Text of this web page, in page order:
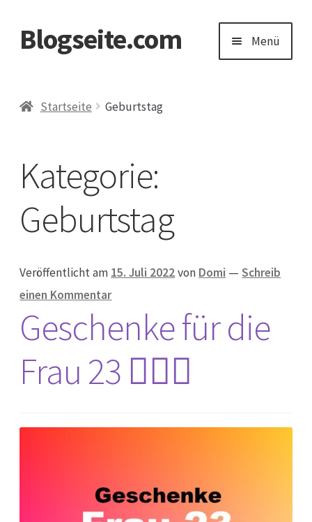
Zur
Navigation
Zum
Blogseite.com Menü
Impressum
Keine Ahnung welches Geschenk?
Startseite Geburtstag
Kategorie:
Geburtstag
Veröffentlicht am 15. Juli 2022von Domi —Schreib
einen Kommentar
Geschenke für die
Frau 23 🙋🏼‍♀️